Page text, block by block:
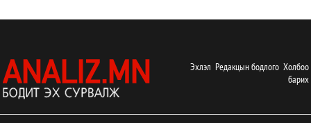
Эхлэл Редакцын бодлого Холбоо
барих